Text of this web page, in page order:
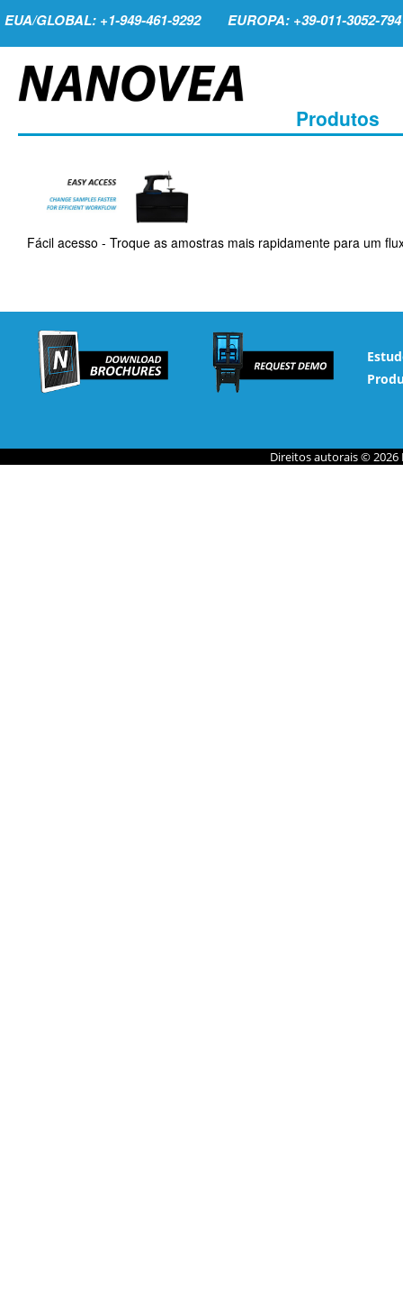
EUA/GLOBAL: +1-949-461-9292 EUROPA: +39-011-3052-794
Produtos
Fácil acesso - Troque as amostras mais rapidamente para um
Direitos autorais © 2026